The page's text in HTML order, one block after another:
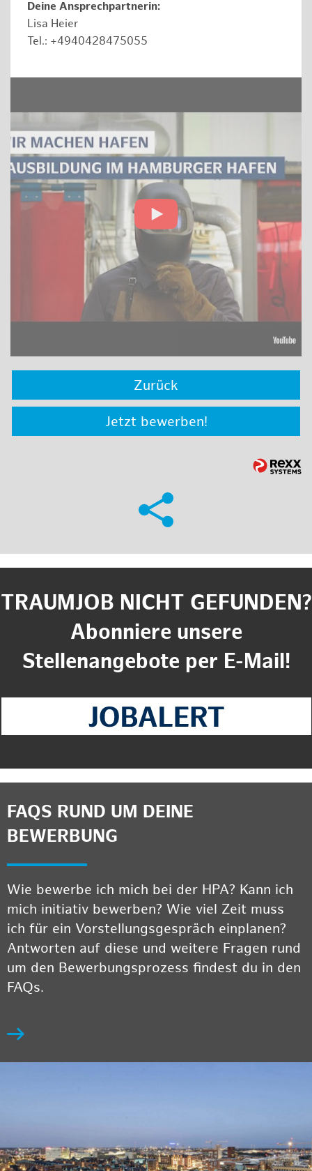
Deine Ansprechpartnerin:
Lisa Heier
Tel.: +4940428475055
Zurück
Jetzt bewerben!
TRAUMJOB NICHT GEFUNDEN?
Abonniere unsere
Stellenangebote per E-Mail!
FAQS RUND UM DEINE
BEWERBUNG
Wie bewerbe ich mich bei der HPA? Kann ich
mich initiativ bewerben? Wie viel Zeit muss
ich für ein Vorstellungsgespräch einplanen?
Antworten auf diese und weitere Fragen rund
um den Bewerbungsprozess findest du in den
FAQs.